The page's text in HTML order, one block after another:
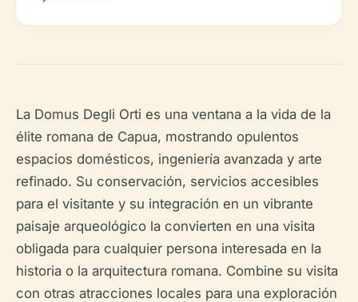
La Domus Degli Orti es una ventana a la vida de la
élite romana de Capua, mostrando opulentos
espacios domésticos, ingeniería avanzada y arte
refinado. Su conservación, servicios accesibles
para el visitante y su integración en un vibrante
paisaje arqueológico la convierten en una visita
obligada para cualquier persona interesada en la
historia o la arquitectura romana. Combine su visita
con otras atracciones locales para una exploración